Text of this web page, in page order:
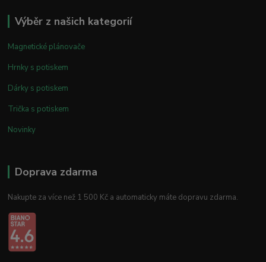
Výběr z našich kategorií
Magnetické plánovače
Hrnky s potiskem
Dárky s potiskem
Trička s potiskem
Novinky
Doprava zdarma
Nakupte za více než 1 500 Kč a automaticky máte dopravu zdarma.